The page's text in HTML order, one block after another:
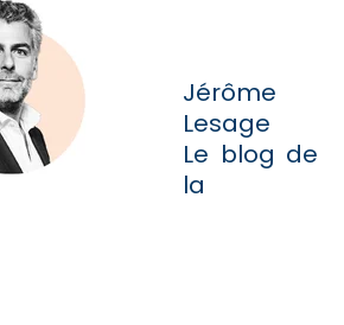
Jérôme
Lesage
Le blog de
la